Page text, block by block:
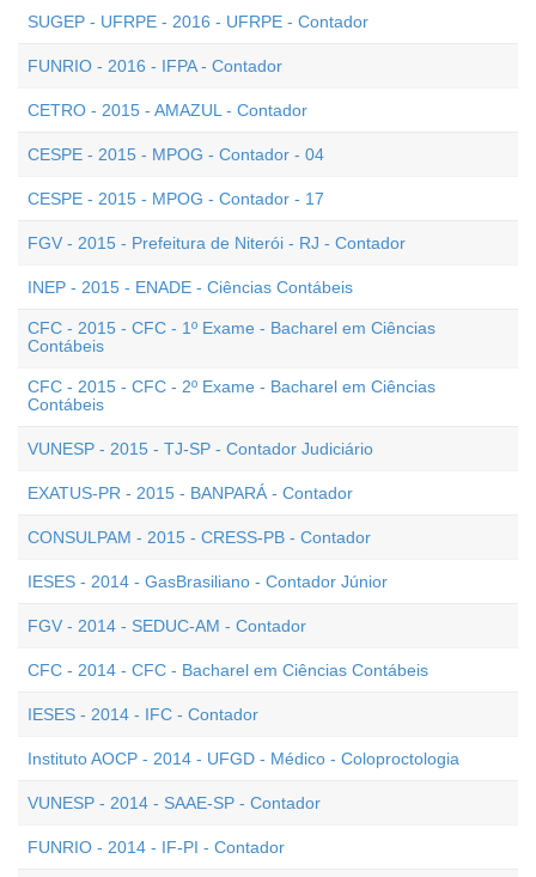
SUGEP - UFRPE - 2016 - UFRPE - Contador
FUNRIO - 2016 - IFPA - Contador
CETRO - 2015 - AMAZUL - Contador
CESPE - 2015 - MPOG - Contador - 04
CESPE - 2015 - MPOG - Contador - 17
FGV - 2015 - Prefeitura de Niterói - RJ - Contador
INEP - 2015 - ENADE - Ciências Contábeis
CFC - 2015 - CFC - 1º Exame - Bacharel em Ciências
Contábeis
CFC - 2015 - CFC - 2º Exame - Bacharel em Ciências
Contábeis
VUNESP - 2015 - TJ-SP - Contador Judiciário
EXATUS-PR - 2015 - BANPARÁ - Contador
CONSULPAM - 2015 - CRESS-PB - Contador
IESES - 2014 - GasBrasiliano - Contador Júnior
FGV - 2014 - SEDUC-AM - Contador
CFC - 2014 - CFC - Bacharel em Ciências Contábeis
IESES - 2014 - IFC - Contador
Instituto AOCP - 2014 - UFGD - Médico - Coloproctologia
VUNESP - 2014 - SAAE-SP - Contador
FUNRIO - 2014 - IF-PI - Contador